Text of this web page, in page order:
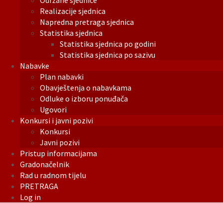
Realizacije sjednica
Napredna pretraga sjednica
Statistika sjednica
Statistika sjednica po godini
Statistika sjednica po sazivu
Nabavke
Plan nabavki
Obavještenja o nabavkama
Odluke o izboru ponuđača
Ugovori
Konkursi i javni pozivi
Konkursi
Javni pozivi
Pristup informacijama
Gradonačelnik
Rad u radnom tijelu
PRETRAGA
Log in